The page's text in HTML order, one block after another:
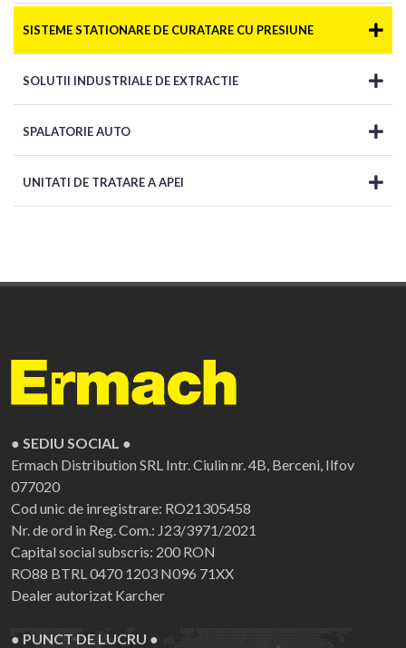
SISTEME STATIONARE DE CURATARE CU PRESIUNE
SOLUTII INDUSTRIALE DE EXTRACTIE
SPALATORIE AUTO
UNITATI DE TRATARE A APEI
● SEDIU SOCIAL ●
Ermach Distribution SRL Intr. Ciulin nr. 4B, Berceni, Ilfov
077020
Cod unic de inregistrare: RO21305458
Nr. de ord in Reg. Com.: J23/3971/2021
Capital social subscris: 200 RON
RO88 BTRL 0470 1203 N096 71XX
Dealer autorizat Karcher
● PUNCT DE LUCRU ●